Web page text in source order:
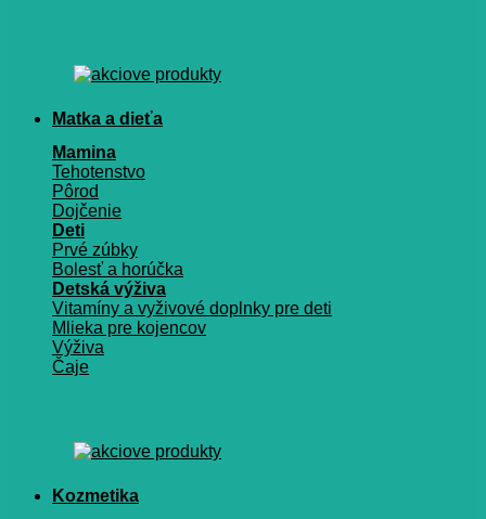
Matka a dieťa
Mamina
Tehotenstvo
Pôrod
Dojčenie
Deti
Prvé zúbky
Bolesť a horúčka
Detská výživa
Vitamíny a vyživové doplnky pre deti
Mlieka pre kojencov
Výživa
Čaje
Kozmetika